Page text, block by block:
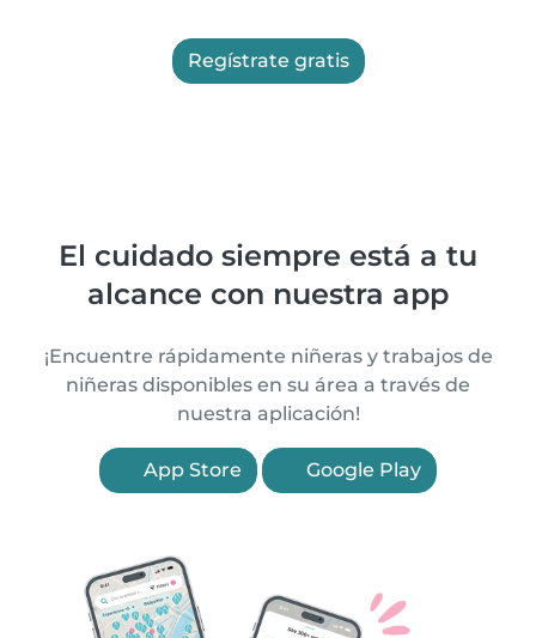
Regístrate gratis
El cuidado siempre está a tu
alcance con nuestra app
¡Encuentre rápidamente niñeras y trabajos de
niñeras disponibles en su área a través de
nuestra aplicación!
App Store Google Play